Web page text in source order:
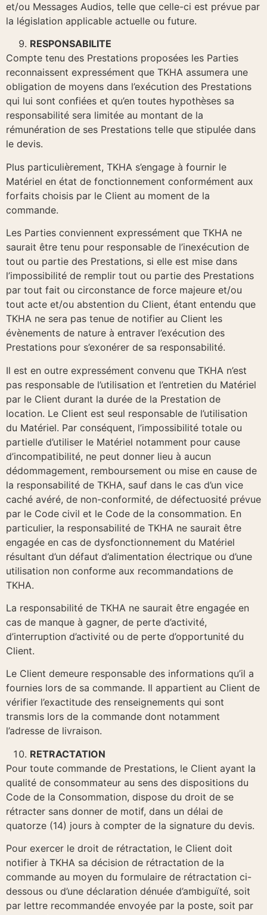
et/ou Messages Audios, telle que celle-ci est prévue par
la législation applicable actuelle ou future.
RESPONSABILITE
Compte tenu des Prestations proposées les Parties
reconnaissent expressément que TKHA assumera une
obligation de moyens dans l’exécution des Prestations
qui lui sont confiées et qu’en toutes hypothèses sa
responsabilité sera limitée au montant de la
rémunération de ses Prestations telle que stipulée dans
le devis.
Plus particulièrement, TKHA s’engage à fournir le
Matériel en état de fonctionnement conformément aux
forfaits choisis par le Client au moment de la
commande.
Les Parties conviennent expressément que TKHA ne
saurait être tenu pour responsable de l’inexécution de
tout ou partie des Prestations, si elle est mise dans
l’impossibilité de remplir tout ou partie des Prestations
par tout fait ou circonstance de force majeure et/ou
tout acte et/ou abstention du Client, étant entendu que
TKHA ne sera pas tenue de notifier au Client les
évènements de nature à entraver l’exécution des
Prestations pour s’exonérer de sa responsabilité.
Il est en outre expressément convenu que TKHA n’est
pas responsable de l’utilisation et l’entretien du Matériel
par le Client durant la durée de la Prestation de
location. Le Client est seul responsable de l’utilisation
du Matériel. Par conséquent, l’impossibilité totale ou
partielle d’utiliser le Matériel notamment pour cause
d’incompatibilité, ne peut donner lieu à aucun
dédommagement, remboursement ou mise en cause de
la responsabilité de TKHA, sauf dans le cas d’un vice
caché avéré, de non-conformité, de défectuosité prévue
par le Code civil et le Code de la consommation. En
particulier, la responsabilité de TKHA ne saurait être
engagée en cas de dysfonctionnement du Matériel
résultant d’un défaut d’alimentation électrique ou d’une
utilisation non conforme aux recommandations de
TKHA.
La responsabilité de TKHA ne saurait être engagée en
cas de manque à gagner, de perte d’activité,
d’interruption d’activité ou de perte d’opportunité du
Client.
Le Client demeure responsable des informations qu’il a
fournies lors de sa commande. Il appartient au Client de
vérifier l’exactitude des renseignements qui sont
transmis lors de la commande dont notamment
l’adresse de livraison.
RETRACTATION
Pour toute commande de Prestations, le Client ayant la
qualité de consommateur au sens des dispositions du
Code de la Consommation, dispose du droit de se
rétracter sans donner de motif, dans un délai de
quatorze (14) jours à compter de la signature du devis.
Pour exercer le droit de rétractation, le Client doit
notifier à TKHA sa décision de rétractation de la
commande au moyen du formulaire de rétractation ci-
dessous ou d’une déclaration dénuée d’ambiguïté, soit
par lettre recommandée envoyée par la poste, soit par